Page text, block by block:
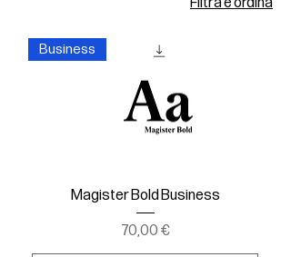
Business
Magister Bold Business
Prezzo
70,00 €